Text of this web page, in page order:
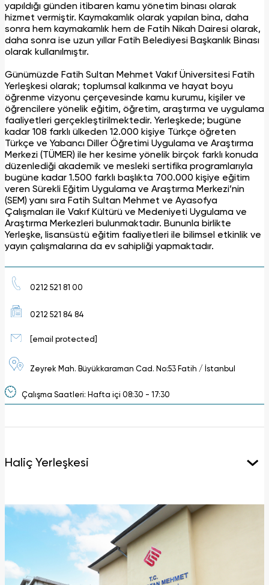
yapıldığı günden itibaren kamu yönetim binası olarak
hizmet vermiştir. Kaymakamlık olarak yapılan bina, daha
sonra hem kaymakamlık hem de Fatih Nikah Dairesi olarak,
daha sonra ise uzun yıllar Fatih Belediyesi Başkanlık Binası
olarak kullanılmıştır.
Günümüzde Fatih Sultan Mehmet Vakıf Üniversitesi Fatih
Yerleşkesi olarak; toplumsal kalkınma ve hayat boyu
öğrenme vizyonu çerçevesinde kamu kurumu, kişiler ve
öğrencilere yönelik eğitim, öğretim, araştırma ve uygulama
faaliyetleri gerçekleştirilmektedir. Yerleşkede; bugüne
kadar 108 farklı ülkeden 12.000 kişiye Türkçe öğreten
Türkçe ve Yabancı Diller Öğretimi Uygulama ve Araştırma
Merkezi (TÜMER) ile her kesime yönelik birçok farklı konuda
düzenlediği akademik ve mesleki sertifika programlarıyla
bugüne kadar 1.500 farklı başlıkta 700.000 kişiye eğitim
veren Sürekli Eğitim Uygulama ve Araştırma Merkezi’nin
(SEM) yanı sıra Fatih Sultan Mehmet ve Ayasofya
Çalışmaları ile Vakıf Kültürü ve Medeniyeti Uygulama ve
Araştırma Merkezleri bulunmaktadır. Bununla birlikte
Yerleşke, lisansüstü eğitim faaliyetleri ile bilimsel etkinlik ve
yayın çalışmalarına da ev sahipliği yapmaktadır.
0212 521 81 00
0212 521 84 84
[email protected]
Zeyrek Mah. Büyükkaraman Cad. No:53 Fatih / İstanbul
Çalışma Saatleri: Hafta içi 08:30 - 17:30
Haliç Yerleşkesi